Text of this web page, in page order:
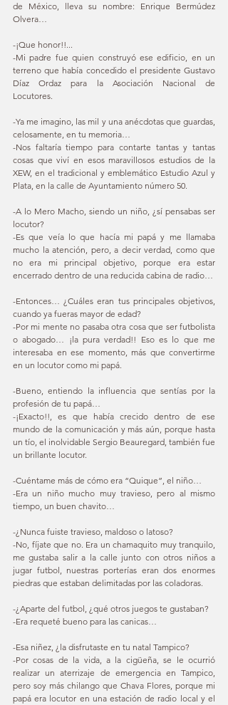
de México, lleva su nombre: Enrique Bermúdez
Olvera…
-¡Que honor!!...
-Mi padre fue quien construyó ese edificio, en un
terreno que había concedido el presidente Gustavo
Díaz Ordaz para la Asociación Nacional de
Locutores.
-Ya me imagino, las mil y una anécdotas que guardas,
celosamente, en tu memoria…
-Nos faltaría tiempo para contarte tantas y tantas
cosas que viví en esos maravillosos estudios de la
XEW, en el tradicional y emblemático Estudio Azul y
Plata, en la calle de Ayuntamiento número 50.
-A lo Mero Macho, siendo un niño, ¿sí pensabas ser
locutor?
-Es que veía lo que hacía mi papá y me llamaba
mucho la atención, pero, a decir verdad, como que
no era mi principal objetivo, porque era estar
encerrado dentro de una reducida cabina de radio…
-Entonces… ¿Cuáles eran tus principales objetivos,
cuando ya fueras mayor de edad?
-Por mi mente no pasaba otra cosa que ser futbolista
o abogado… ¡la pura verdad!! Eso es lo que me
interesaba en ese momento, más que convertirme
en un locutor como mi papá.
-Bueno, entiendo la influencia que sentías por la
profesión de tu papá…
-¡Exacto!!, es que había crecido dentro de ese
mundo de la comunicación y más aún, porque hasta
un tío, el inolvidable Sergio Beauregard, también fue
un brillante locutor.
-Cuéntame más de cómo era “Quique”, el niño…
-Era un niño mucho muy travieso, pero al mismo
tiempo, un buen chavito…
-¿Nunca fuiste travieso, maldoso o latoso?
-No, fíjate que no. Era un chamaquito muy tranquilo,
me gustaba salir a la calle junto con otros niños a
jugar futbol, nuestras porterías eran dos enormes
piedras que estaban delimitadas por las coladoras.
-¿Aparte del futbol, ¿qué otros juegos te gustaban?
-Era requeté bueno para las canicas…
-Esa niñez, ¿la disfrutaste en tu natal Tampico?
-Por cosas de la vida, a la cigüeña, se le ocurrió
realizar un aterrizaje de emergencia en Tampico,
pero soy más chilango que Chava Flores, porque mi
papá era locutor en una estación de radio local y el